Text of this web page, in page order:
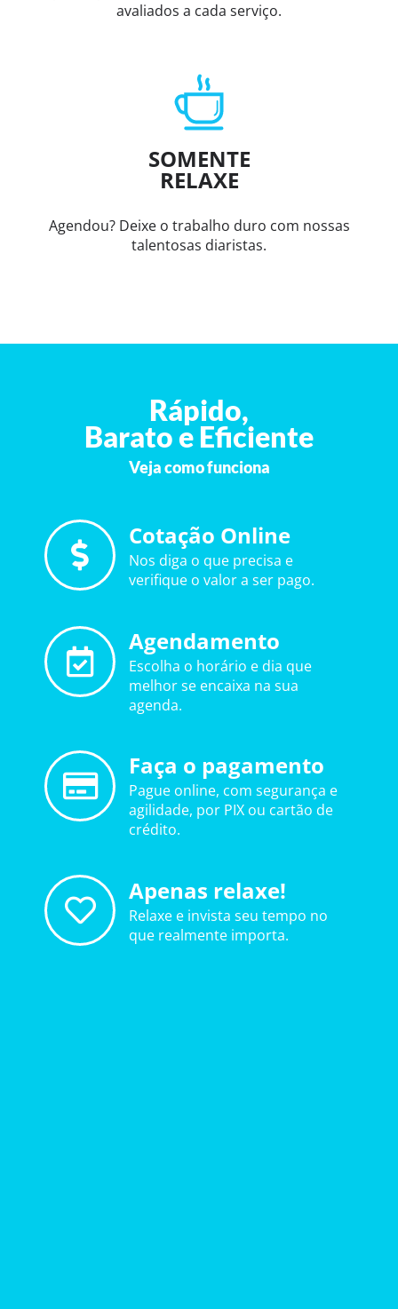
avaliados a cada serviço.
SOMENTE
RELAXE
Agendou? Deixe o trabalho duro com nossas
talentosas diaristas.
Rápido,
Barato e Eficiente
Veja como funciona
Cotação Online
Nos diga o que precisa e
verifique o valor a ser pago.
Agendamento
Escolha o horário e dia que
melhor se encaixa na sua
agenda.
Faça o pagamento
Pague online, com segurança e
agilidade, por PIX ou cartão de
crédito.
Apenas relaxe!
Relaxe e invista seu tempo no
que realmente importa.